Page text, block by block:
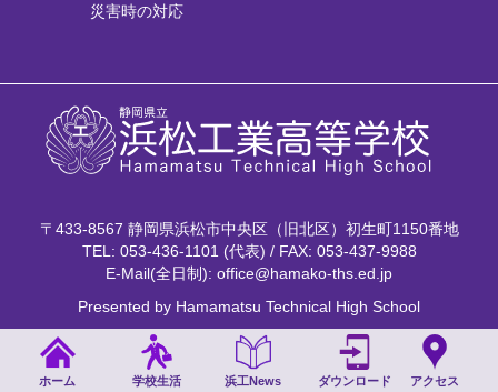
ホーム 学校生活 浜工News ダウンロード アクセス
災害時の対応
〒433-8567 静岡県浜松市中央区（旧北区）初生町1150番地
TEL: 053-436-1101 (代表) / FAX: 053-437-9988
E-Mail(全日制): office@hamako-ths.ed.jp
Presented by Hamamatsu Technical High School